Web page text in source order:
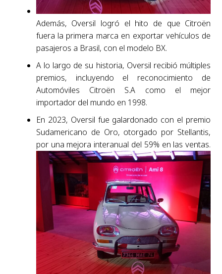
Además, Oversil logró el hito de que Citroën
fuera la primera marca en exportar vehículos de
pasajeros a Brasil, con el modelo BX.
A lo largo de su historia, Oversil recibió múltiples
premios, incluyendo el reconocimiento de
Automóviles Citroën S.A como el mejor
importador del mundo en 1998.
En 2023, Oversil fue galardonado con el premio
Sudamericano de Oro, otorgado por Stellantis,
por una mejora interanual del 59% en las ventas.